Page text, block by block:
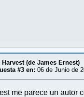
Harvest (de James Ernest)
#3 en: 06 de Junio de
me parece un autor